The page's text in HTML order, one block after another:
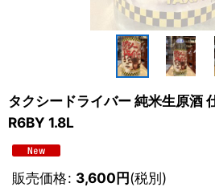
タクシードライバー 純米生原酒
R6BY 1.8L
販売価格: 3,600円(税別)